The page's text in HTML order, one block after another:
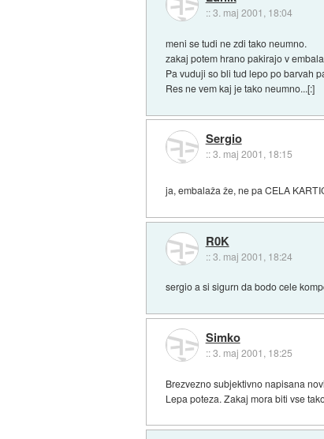
::3. maj 2001, 18:04
meni se tudi ne zdi tako neumno.
zakaj potem hrano pakirajo v
Pa vuduji so bli tud lepo po barvah
Res ne vem kaj je tako neumno...[:]
Sergio
::3. maj 2001, 18:15
ja, embalaža že, ne pa CELA
R0K
::3. maj 2001, 18:24
sergio a si sigurn da bodo cele
Simko
::3. maj 2001, 18:25
Brezvezno subjektivno napisana
Lepa poteza. Zakaj mora biti vse